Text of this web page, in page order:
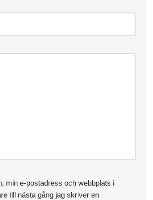
min e-postadress och webbplats i
till nästa gång jag skriver en